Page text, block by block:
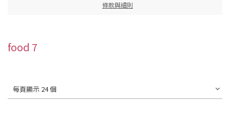
條款與細則
food 7
每頁顯示 24 個